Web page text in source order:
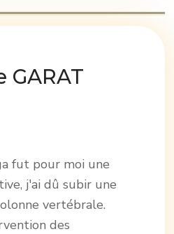
GARAT
fut pour moi une
j'ai dû subir une
vertébrale.
des